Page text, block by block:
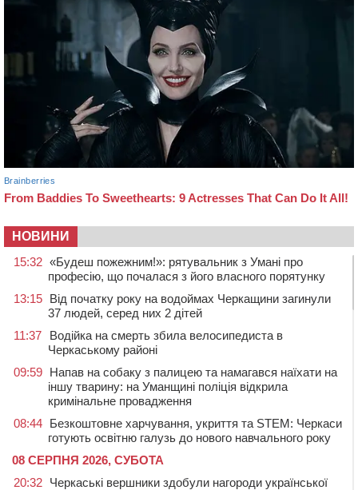
НОВИНИ
15:32 «Будеш пожежним!»: рятувальник з Умані про
професію, що почалася з його власного порятунку
13:15 Від початку року на водоймах Черкащини загинули
37 людей, серед них 2 дітей
11:37
Водійка на смерть збила велосипедиста в
Черкаському районі
09:59 Напав на собаку з палицею та намагався наїхати на
іншу тварину: на Уманщині поліція відкрила
кримінальне провадження
08:44 Безкоштовне харчування, укриття та STEM: Черкаси
готують освітню галузь до нового навчального року
08 СЕРПНЯ 2026, СУБОТА
20:32 Черкаські вершники здобули нагороди української